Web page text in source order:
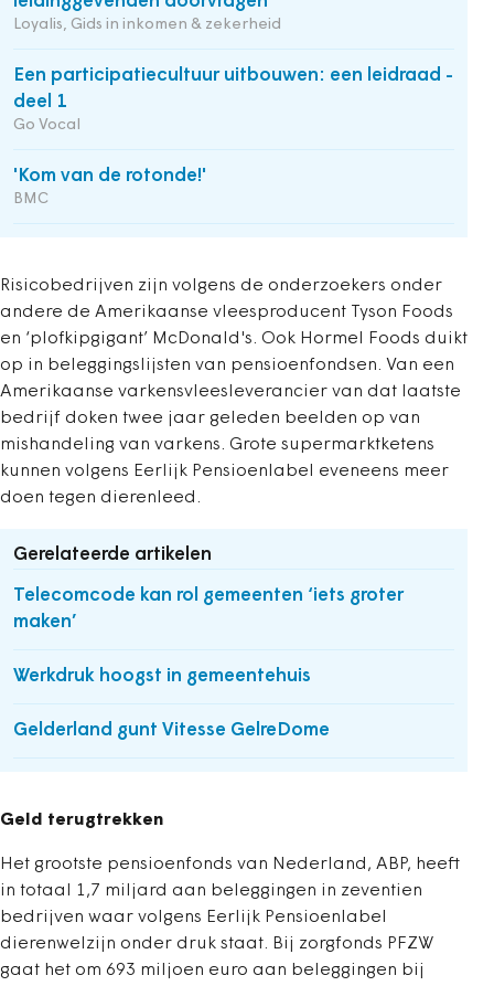
Loyalis, Gids in inkomen & zekerheid
Een participatiecultuur uitbouwen: een leidraad -
deel 1
Go Vocal
'Kom van de rotonde!'
BMC
Risicobedrijven zijn volgens de onderzoekers onder
andere de Amerikaanse vleesproducent Tyson Foods
en ‘plofkipgigant’ McDonald's. Ook Hormel Foods duikt
op in beleggingslijsten van pensioenfondsen. Van een
Amerikaanse varkensvleesleverancier van dat laatste
bedrijf doken twee jaar geleden beelden op van
mishandeling van varkens. Grote supermarktketens
kunnen volgens Eerlijk Pensioenlabel eveneens meer
doen tegen dierenleed.
Gerelateerde artikelen
Telecomcode kan rol gemeenten ‘iets groter
maken’
Werkdruk hoogst in gemeentehuis
Gelderland gunt Vitesse GelreDome
Geld terugtrekken
Het grootste pensioenfonds van Nederland, ABP, heeft
in totaal 1,7 miljard aan beleggingen in zeventien
bedrijven waar volgens Eerlijk Pensioenlabel
dierenwelzijn onder druk staat. Bij zorgfonds PFZW
gaat het om 693 miljoen euro aan beleggingen bij